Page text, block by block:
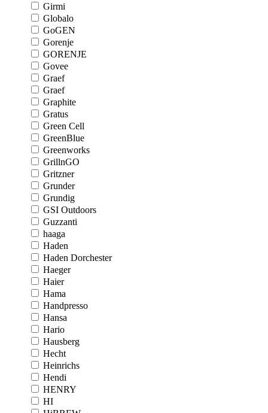
Girmi
Globalo
GoGEN
Gorenje
GORENJE
Govee
Graef
Graef
Graphite
Gratus
Green Cell
GreenBlue
Greenworks
GrillnGO
Gritzner
Grunder
Grundig
GSI Outdoors
Guzzanti
haaga
Haden
Haden Dorchester
Haeger
Haier
Hama
Handpresso
Hansa
Hario
Hausberg
Hecht
Heinrichs
Hendi
HENRY
HI